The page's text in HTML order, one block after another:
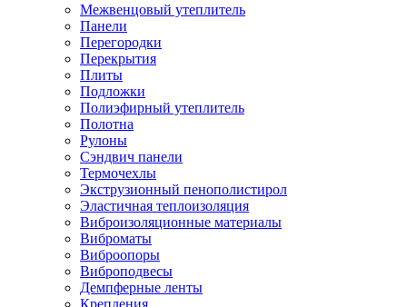
Межвенцовый утеплитель
Панели
Перегородки
Перекрытия
Плиты
Подложки
Полиэфирный утеплитель
Полотна
Рулоны
Сэндвич панели
Термочехлы
Экструзионный пенополистирол
Эластичная теплоизоляция
Виброизоляционные материалы
Виброматы
Виброопоры
Виброподвесы
Демпферные ленты
Крепления